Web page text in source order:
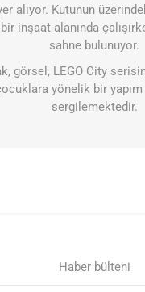
alıyor. Kutunun
inşaat alanında
sahne bulunuyor.
görsel, LEGO City
yönelik bir
sergilemektedir.
Haber bülteni